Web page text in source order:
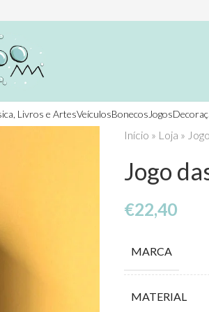
Livros e ArtesVeículosBonecos Jogos
Início » Loja »
Jogo
€22,40
MARCA
MATERIAL